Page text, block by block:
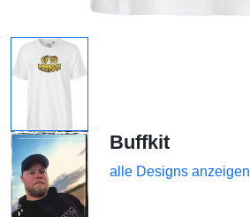
Buffkit
alle Designs anzeigen